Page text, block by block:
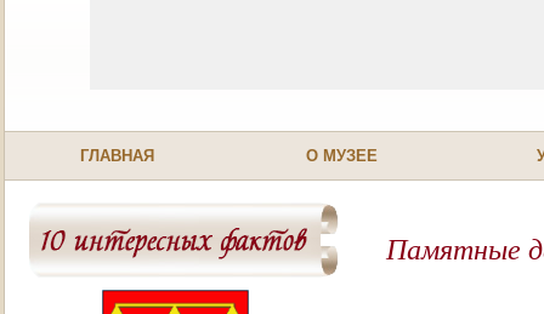
ГЛАВНАЯ О МУЗЕЕ
Памятные